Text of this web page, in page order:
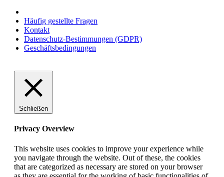
Häufig gestellte Fragen
Kontakt
Datenschutz-Bestimmungen (GDPR)
Geschäftsbedingungen
Schließen
Privacy Overview
This website uses cookies to improve your experience while
you navigate through the website. Out of these, the cookies
that are categorized as necessary are stored on your browser